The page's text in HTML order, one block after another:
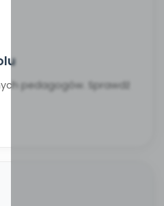
pedagogów. Sprawdź